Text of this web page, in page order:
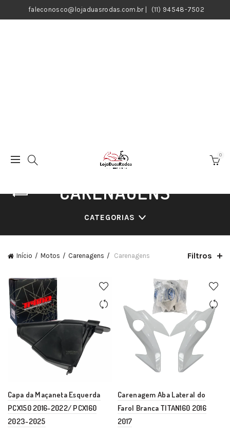
faleconosco@lojaduasrodas.com.br| (11) 94548-7502
0
CARENAGENS
CATEGORIAS
Início Motos Carenagens Carenagens Filtros
Capa da Maçaneta Esquerda
PCX150 2016-2022/ PCX160
2023-2025
Carenagem Aba Lateral do
Farol Branca TITAN160 2016
2017